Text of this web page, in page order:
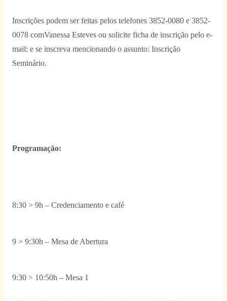
Inscrições podem ser feitas pelos telefones 3852-0080 e 3852-
0078 comVanessa Esteves ou solicite ficha de inscrição pelo e-
mail: e se inscreva mencionando o assunto: Inscrição
Seminário.
Programação:
8:30 > 9h – Credenciamento e café
9 > 9:30h – Mesa de Abertura
9:30 > 10:50h – Mesa 1